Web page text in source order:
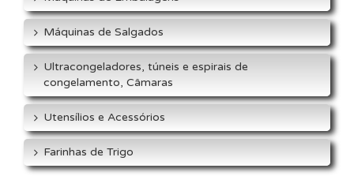
Máquinas de Salgados
Ultracongeladores, túneis e espirais de
congelamento, Câmaras
Utensílios e Acessórios
Farinhas de Trigo